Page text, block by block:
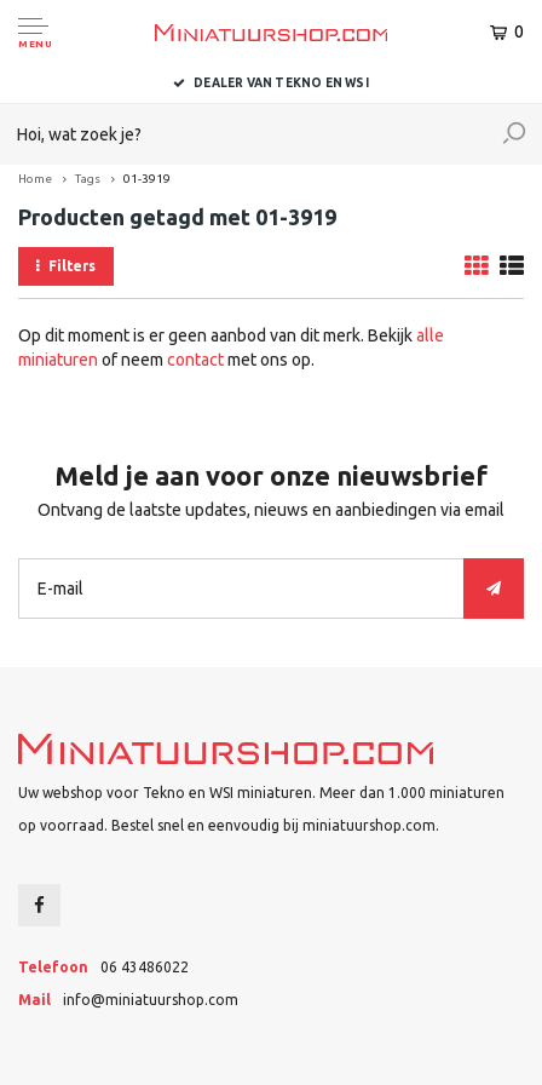
MENU
0
DEALER VAN TEKNO EN WSI
Home Tags 01-3919
Producten getagd met 01-3919
Filters
Op dit moment is er geen aanbod van dit merk. Bekijkalle
miniaturen of neem contactmet ons op.
Meld je aan voor onze nieuwsbrief
Ontvang de laatste updates, nieuws en aanbiedingen via email
Uw webshop voor Tekno en WSI miniaturen. Meer dan 1.000 miniaturen
op voorraad. Bestel snel en eenvoudig bij miniatuurshop.com.
Telefoon 06 43486022
Mail info@miniatuurshop.com